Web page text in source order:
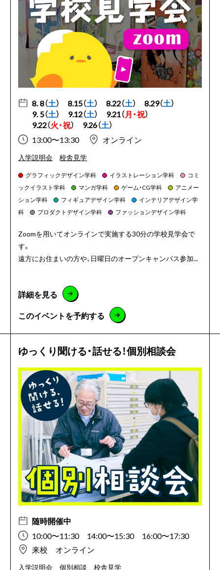
8. 8（土） 8.15（土） 8.22（土） 8.29（土）
9. 5（土） 9.12（土） 9.21（月・祝）
9.22（火・祝） 9.26（土）
13:00〜13:30
オンライン
入学説明会 校舎見学
グラフィックデザイン学科 イラストレーション学科
コミ
ックイラスト学科
マンガ学科 ゲーム・CG学科
アニメー
ション学科
フィギュアデザイン学科
インテリアデザイン学
科
プロダクトデザイン学科 ファッションデザイン学科
Zoomを用いてオンラインで実施する30分の学校見学会で
す。
遠方にお住まいの方や、日曜日のオープンキャンパス参加...
詳細を見る
このイベントを予約する
ゆっくり聞ける・話せる！個別相談会
随時開催中
10:00〜11:30 14:00〜15:30 16:00〜17:30
来校 オンライン
入学説明会 個別相談 校舎見学